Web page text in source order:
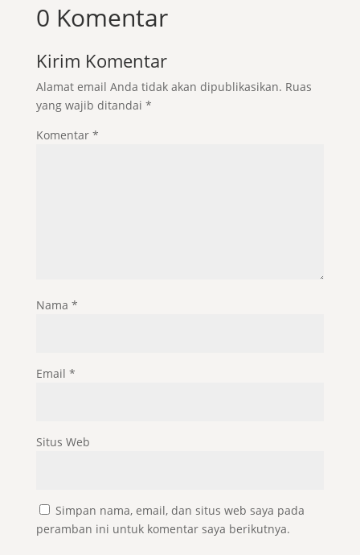
0 Komentar
Kirim Komentar
Alamat email Anda tidak akan dipublikasikan. Ruas
yang wajib ditandai *
Komentar *
Nama *
Email *
Situs Web
Simpan nama, email, dan situs web saya pada
peramban ini untuk komentar saya berikutnya.